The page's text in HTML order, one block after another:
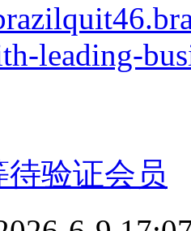
leading-
待验证会员